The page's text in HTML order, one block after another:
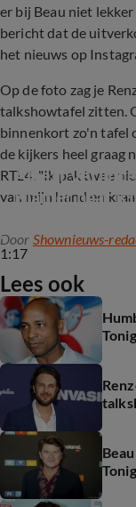
er bij Beau niet
bericht dat de
het nieuws op
Op de foto zag je
talkshowtafel zitten.
binnenkort zo'n tafel
de kijkers heel graag
RTL4. "Ik pak twee
van mijn hand en
1:17
Albert
Klamer naar
Door Shownieuws-
Lees ook